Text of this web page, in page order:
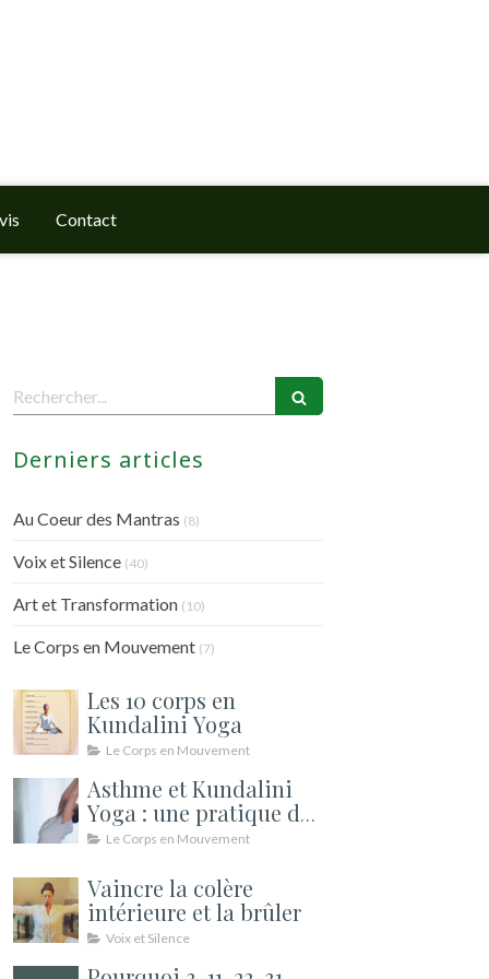
Contact
Rechercher
Derniers articles
Au Coeur des Mantras (8)
Voix et Silence (40)
Art et Transformation (10)
Le Corps en Mouvement (7)
Les 10 corps en
Kundalini Yoga
Le Corps en Mouvement
Asthme et Kundalini
Yoga : une pratique de
soutien pour le souffle
Le Corps en Mouvement
Vaincre la colère
intérieure et la brûler
Voix et Silence